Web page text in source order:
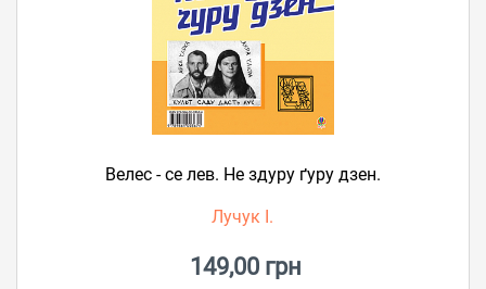
Велес - се лев. Не здуру ґуру дзен.
Лучук І.
149,00 грн